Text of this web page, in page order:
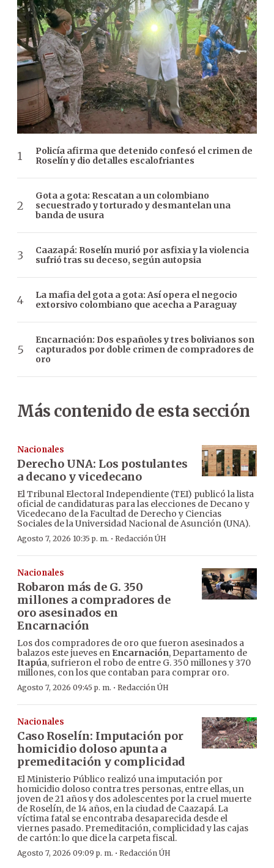
Policía afirma que detenido confesó el crimen de
Roselín y dio detalles escalofriantes
Gota a gota: Rescatan a un colombiano
secuestrado y torturado y desmantelan una
banda de usura
Caazapá: Roselín murió por asfixia y la violencia
sufrió tras su deceso, según autopsia
La mafia del gota a gota: Así opera el negocio
extorsivo colombiano que acecha a Paraguay
Encarnación: Dos españoles y tres bolivianos son
capturados por doble crimen de compradores de
oro
Más contenido de esta sección
Nacionales
Derecho UNA: Los postulantes
a decano y vicedecano
El Tribunal Electoral Independiente (TEI) publicó la lista
oficial de candidaturas para las elecciones de Decano y
Vicedecano de la Facultad de Derecho y Ciencias
Sociales de la Universidad Nacional de Asunción (UNA).
Agosto 7, 2026 10:35 p. m. · Redacción ÚH
Nacionales
Robaron más de G. 350
millones a compradores de
oro asesinados en
Encarnación
Los dos compradores de oro que fueron asesinados a
balazos este jueves en Encarnación, Departamento de
Itapúa, sufrieron el robo de entre G. 350 millones y 370
millones, con los que contaban para comprar oro.
Agosto 7, 2026 09:45 p. m. · Redacción ÚH
Nacionales
Caso Roselín: Imputación por
homicidio doloso apunta a
premeditación y complicidad
El Ministerio Público realizó una imputación por
homicidio doloso contra tres personas, entre ellas, un
joven de 21 años y dos adolescentes por la cruel muerte
de Roselín, de 14 años, en la ciudad de Caazapá. La
víctima fatal se encontraba desaparecida desde el
viernes pasado. Premeditación, complicidad y las cajas
de cartón: lo que dice la carpeta fiscal.
Agosto 7, 2026 09:09 p. m. · Redacción ÚH